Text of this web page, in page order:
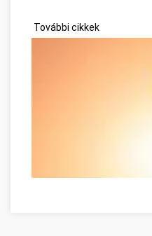
További cikkek